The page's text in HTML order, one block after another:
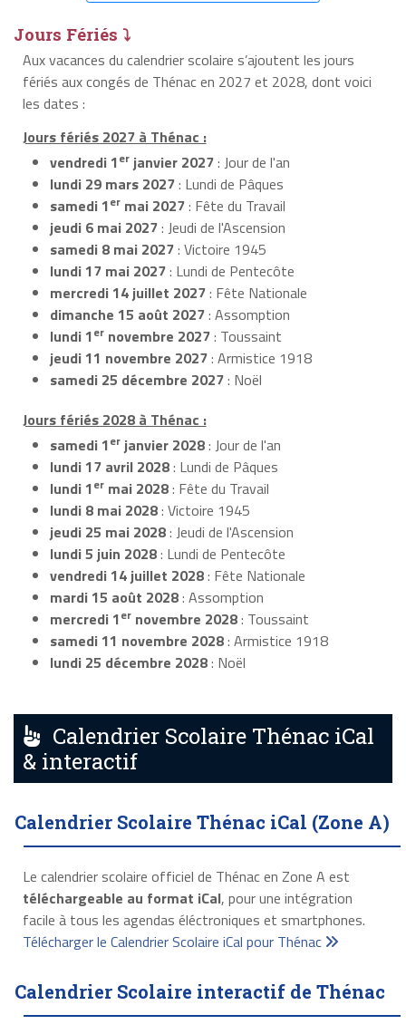
Jours Fériés ⤵
Aux vacances du calendrier scolaire s’ajoutent les jours
fériés aux congés de Thénac en 2027 et 2028, dont voici
les dates :
Jours fériés 2027 à Thénac :
vendredi 1er janvier 2027: Jour de l'an
lundi 29 mars 2027: Lundi de Pâques
samedi 1er mai 2027: Fête du Travail
jeudi 6 mai 2027: Jeudi de l'Ascension
samedi 8 mai 2027: Victoire 1945
lundi 17 mai 2027: Lundi de Pentecôte
mercredi 14 juillet 2027: Fête Nationale
dimanche 15 août 2027: Assomption
lundi 1er novembre 2027: Toussaint
jeudi 11 novembre 2027: Armistice 1918
samedi 25 décembre 2027: Noël
Jours fériés 2028 à Thénac :
samedi 1er janvier 2028: Jour de l'an
lundi 17 avril 2028: Lundi de Pâques
lundi 1er mai 2028: Fête du Travail
lundi 8 mai 2028: Victoire 1945
jeudi 25 mai 2028: Jeudi de l'Ascension
lundi 5 juin 2028: Lundi de Pentecôte
vendredi 14 juillet 2028: Fête Nationale
mardi 15 août 2028: Assomption
mercredi 1er novembre 2028: Toussaint
samedi 11 novembre 2028: Armistice 1918
lundi 25 décembre 2028: Noël
Calendrier Scolaire Thénac iCal
& interactif
Calendrier Scolaire Thénac iCal (Zone A)
Le calendrier scolaire officiel de Thénac en Zone A est
téléchargeable au format iCal, pour une intégration
facile à tous les agendas éléctroniques et smartphones.
Télécharger le Calendrier Scolaire iCal pour Thénac
Calendrier Scolaire interactif de Thénac